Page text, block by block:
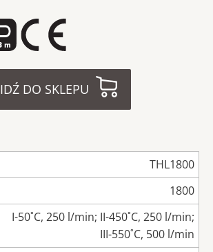
IDŹ DO SKLEPU
THL1800
1800
I-50˚C, 250 l/min; II-450˚C, 250 l/min;
III-550˚C, 500 l/min